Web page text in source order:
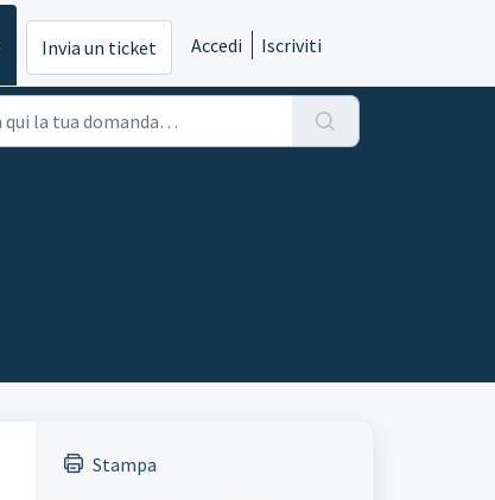
Invia un ticket Accedi Iscriviti
Stampa